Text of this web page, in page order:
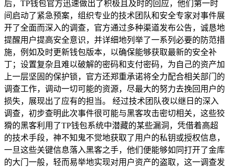
后，TP钱包官方迅速做出了积极且及时的回应，他们第一时
间启动了紧急预案，组织专业的技术团队和安全专家对事件展
开了全面而深入的调查，官方通过多种渠道发布公告，诚恳地
提醒用户提高安全意识，并详细地列举了一系列必要的防范措
施，例如及时更新钱包版本，以确保能够获取最新的安全补
丁；设置复杂且难以破解的密码和支付密码，为自己的资产加
上一层坚固的保护锁，官方还郑重承诺将全力配合相关部门的
调查工作，调动一切可能的资源，尽最大的努力去挽回用户的
损失，展现出了应有的担当。 经过技术团队夜以继日的深入
调查，初步查明此次事件很可能与黑客攻击密切相关，这些狡
猾的黑客利用了TP钱包系统中潜藏的某些漏洞，凭借着高超
的技术手段，神不知鬼不觉地获取了用户的私钥或授权信息，
一旦这些关键信息落入黑客之手，他们便能够如同打开了金库
的大门一般，轻而易举地实现对用户资产的盗取，这一调查发